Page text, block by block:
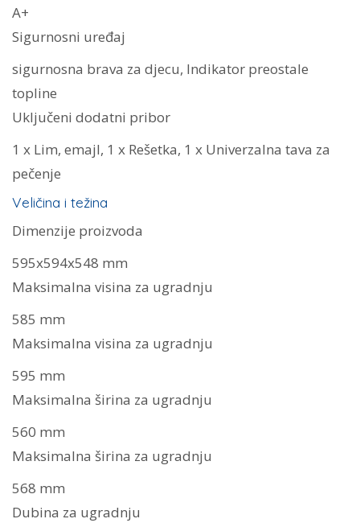
A+
Sigurnosni uređaj
sigurnosna brava za djecu, Indikator preostale
topline
Uključeni dodatni pribor
1 x Lim, emajl, 1 x Rešetka, 1 x Univerzalna tava za
pečenje
Veličina i težina
Dimenzije proizvoda
595x594x548 mm
Maksimalna visina za ugradnju
585 mm
Maksimalna visina za ugradnju
595 mm
Maksimalna širina za ugradnju
560 mm
Maksimalna širina za ugradnju
568 mm
Dubina za ugradnju